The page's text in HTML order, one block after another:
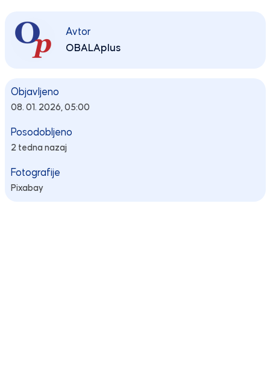
Avtor
OBALAplus
Objavljeno
08. 01. 2026, 05:00
Posodobljeno
2 tedna nazaj
Fotografije
Pixabay